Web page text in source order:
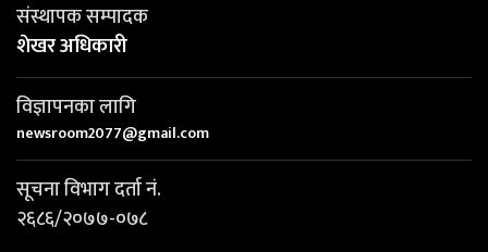
संस्थापक सम्पादक
शेखर अधिकारी
विज्ञापनका लागि
newsroom2077@gmail.com
सूचना विभाग दर्ता नं.
२६८६/२०७७-०७८